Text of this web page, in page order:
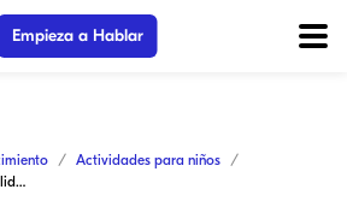
Empieza a Hablar
Actividades para niños
Diversión creativa: Manualidades fáciles para niños